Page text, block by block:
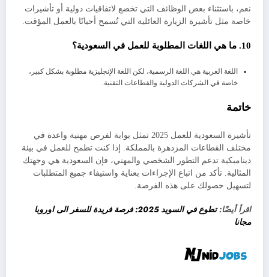
نعم، باستثناء بعض الوظائف التي تخضع لاتفاقيات دولية أو تأشيرات
خاصة مثل تأشيرة الزيارة العائلية التي تُسمح أحيانًا بالعمل المؤقت.
10. ما هي اللغات المطلوبة للعمل في السعودية؟
اللغة العربية هي اللغة الرسمية، لكن اللغة الإنجليزية مطلوبة بشكل كبير،
خاصة في الشركات الدولية والقطاعات التقنية.
خاتمة
تأشيرة السعودية للعمل 2025 تمثل بوابة لفرص مهنية واعدة في
مختلف القطاعات المزدهرة بالمملكة. إذا كنت تطمح للعمل في بيئة
ديناميكية تدعم التطور الشخصي والمهني، فإن السعودية هي وجهتك
المثالية. تأكد من اتباع الإجراءات بعناية واستيفاء جميع المتطلبات
لتسهيل حصولك على هذه الفرصة.
اقرأ أيضًا:
تطوع في السويد 2025: فرصة فريدة للسفر الى اوروبا
مجانا